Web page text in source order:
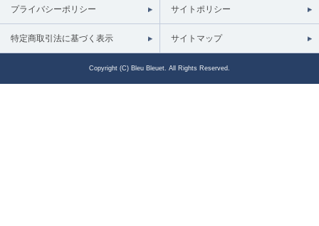
プライバシーポリシー サイトポリシー
特定商取引法に基づく表示 サイトマップ
Copyright (C) Bleu Bleuet. All Rights Reserved.